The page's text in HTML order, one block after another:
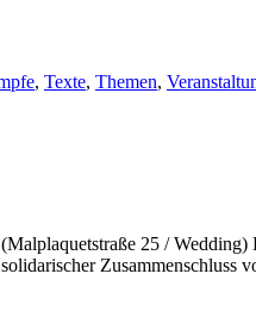
, Texte, Themen,
25 /
Zusammenschluss